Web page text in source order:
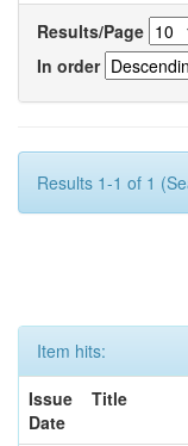
Results/Page
In order
Results 1-1 of 1
Item hits:
Issue
Date
Title